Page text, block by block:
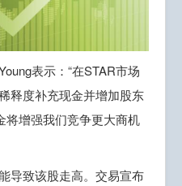
表示：“在STAR市场
释度补充现金并增加股东
将增强我们竞争更大商机
导致该股走高。交易宣布